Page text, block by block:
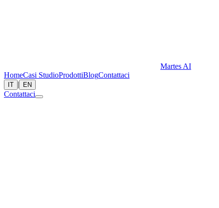
Martes AI
HomeCasi StudioProdottiBlogContattaci
IT | EN
Contattaci